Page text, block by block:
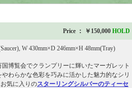
Price ： ￥150,000 HOLD
W 430mm×D 246mm×H 48mm(Tray)
博覧会でクランプリーに輝いたマーガレット
わらかな色彩を巧みに活かした魅力的なシリ
気に入りのスターリングシルバーのティーセ